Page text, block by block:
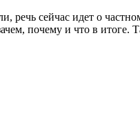
сейчас идет о
почему и что в итоге.